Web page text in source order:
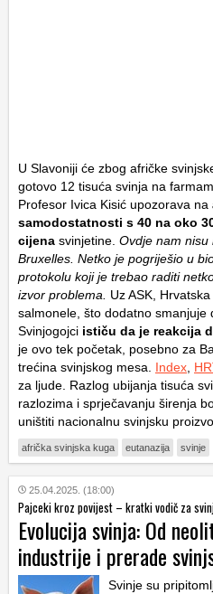
U Slavoniji će zbog afričke
gotovo 12 tisuća svinja na
Profesor Ivica Kisić upozorava na
samodostatnosti s 40 na oko
cijena svinjetine. Ovdje nam nisu
Bruxelles. Netko je pogriješio u
protokolu koji je trebao raditi
izvor problema.
Uz ASK,
salmonele, što dodatno smanjuje
Svinjogojci ističu da je reakcija
je ovo tek početak, posebno za
trećina svinjskog mesa. Index
za ljude. Razlog ubijanja tisuća
razlozima i sprječavanju širenja
uništiti nacionalnu svinjsku
afrička svinjska kuga eutanazija svinje
25.04.2025. (18:00)
Pajceki kroz povijest – kratki vodič za
Evolucija svinja: Od
industrije i prerade
Svinje su